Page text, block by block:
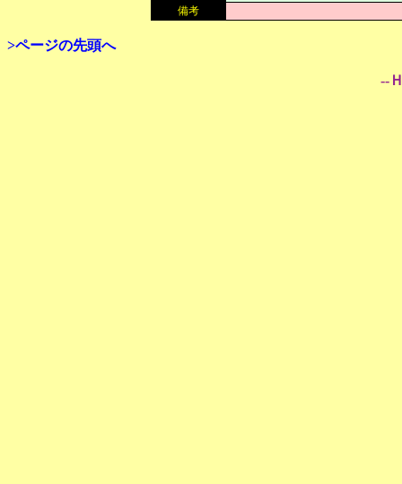
備考
>ページの先頭へ
--